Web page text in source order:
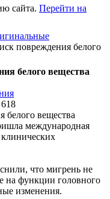
сайта. Перейти на
повреждения белого
белого вещества
вещества
международная
что мигрень не
на функции головного
изменения.